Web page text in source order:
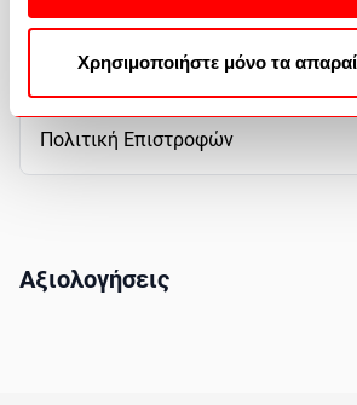
Χρησιμοποιήστε μόνο τα
Πως θα αγοράσετε
Πολιτική Επιστροφών
Αξιολογήσεις